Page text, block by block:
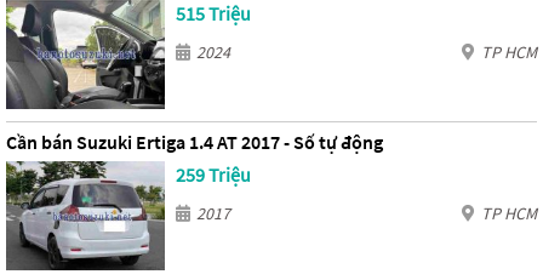
515 Triệu
2024 TP HCM
Cần bán Suzuki Ertiga 1.4 AT 2017 - Số tự động
259 Triệu
2017 TP HCM